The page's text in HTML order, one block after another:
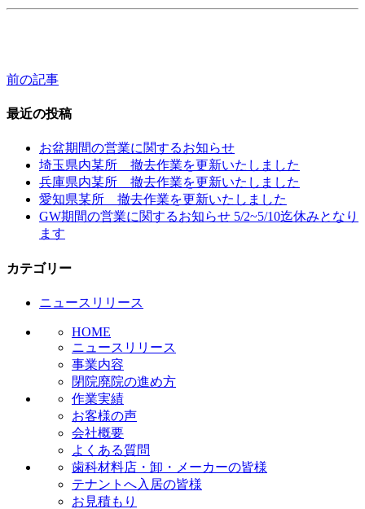
投
稿
ョ
前の記事
最近の投稿
お盆期間の営業に関するお知らせ
埼玉県内某所 撤去作業を更新いたしました
兵庫県内某所 撤去作業を更新いたしました
愛知県某所 撤去作業を更新いたしました
GW期間の営業に関するお知らせ 5/2~5/10迄休みとなり
ます
カテゴリー
ニュースリリース
HOME
ニュースリリース
事業内容
閉院廃院の進め方
作業実績
お客様の声
会社概要
よくある質問
歯科材料店・卸・メーカーの皆様
テナントへ入居の皆様
お見積もり